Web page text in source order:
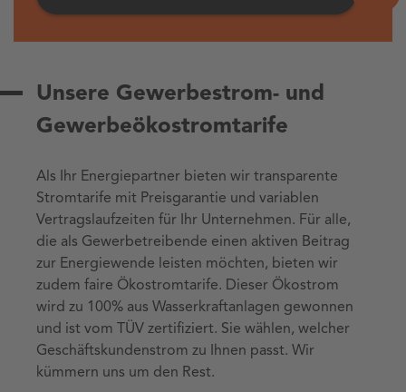
Unsere Gewerbestrom- und
Gewerbeökostromtarife
Als Ihr Energiepartner bieten wir transparente
Stromtarife mit Preisgarantie und variablen
Vertragslaufzeiten für Ihr Unternehmen. Für alle,
die als Gewerbetreibende einen aktiven Beitrag
zur Energiewende leisten möchten, bieten wir
zudem faire Ökostromtarife. Dieser Ökostrom
wird zu 100% aus Wasserkraftanlagen gewonnen
und ist vom TÜV zertifiziert. Sie wählen, welcher
Geschäftskundenstrom zu Ihnen passt. Wir
kümmern uns um den Rest.